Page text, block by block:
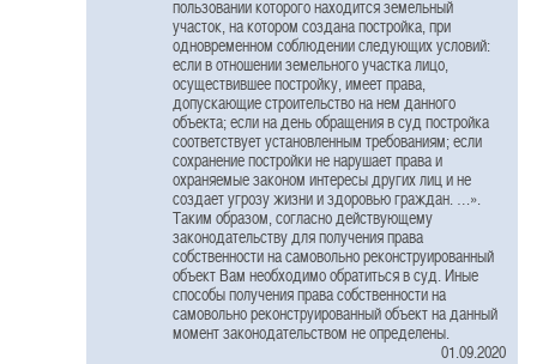
пользовании которого находится земельный
участок, на котором создана постройка, при
одновременном соблюдении следующих условий:
если в отношении земельного участка лицо,
осуществившее постройку, имеет права,
допускающие строительство на нем данного
объекта; если на день обращения в суд постройка
соответствует установленным требованиям; если
сохранение постройки не нарушает права и
охраняемые законом интересы других лиц и не
создает угрозу жизни и здоровью граждан. …».
Таким образом, согласно действующему
законодательству для получения права
собственности на самовольно реконструированный
объект Вам необходимо обратиться в суд. Иные
способы получения права собственности на
самовольно реконструированный объект на данный
момент законодательством не определены.
01.09.2020